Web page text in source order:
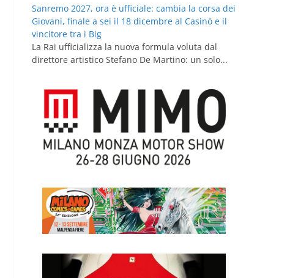
Sanremo 2027, ora è ufficiale: cambia la corsa dei
Giovani, finale a sei il 18 dicembre al Casinò e il
vincitore tra i Big
La Rai ufficializza la nuova formula voluta dal
direttore artistico Stefano De Martino: un solo...